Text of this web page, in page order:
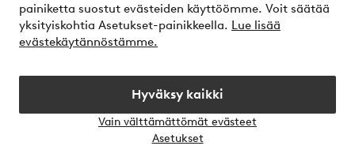
painiketta suostut evästeiden käyttöömme. Voit säätää
yksityiskohtia Asetukset-painikkeella. Lue lisää
evästekäytännöstämme.
Hyväksy kaikki
Vain välttämättömät evästeet
Asetukset